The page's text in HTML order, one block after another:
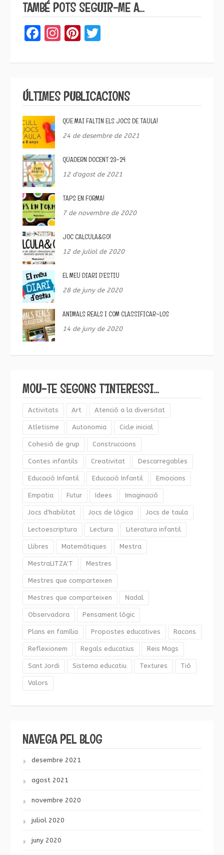
TAMBÉ POTS SEGUIR-ME A…
Facebook
Instagram
Pinterest
ÚLTIMES PUBLICACIONS
QUE MAI FALTIN ELS JOCS DE TAULA!
24 de desembre de 2021
QUADERN DOCENT 23-24
12 d'agost de 2021
TAPS EN FORMA!
7 de novembre de 2020
JOC CALCULA&GO!
12 de juliol de 2020
EL MEU DIARI D’ESTIU
28 de juny de 2020
ANIMALS REALS I COM CLASSIFICAR-LOS
14 de juny de 2020
MOU-TE SEGONS T’INTERESSI…
Activitats Art Atenció a la diversitat
Atletisme Autonomia Cicle inicial
Cohesió de grup Construccions
Contes infantils Creativitat Descarregables
Educació Infantil Educació Infantil Emocions
Empatia Futur Idees Imaginació
Jocs d'habilitat Jocs de lògica Jocs de taula
Lectoescriptura Lectura Literatura infantil
Llibres Matemàtiques Mestra
MestraLITZA'T Mestres
Mestres que comparteixen
Mestres que comparteixen Nadal
Observadora Pensament lògic
Plans en família Propostes educatives Racons
Reflexionem Regals educatius Reis Mags
Sant Jordi Sistema educatiu Textures Tió
Valors
NAVEGA PEL BLOG
desembre 2021
agost 2021
novembre 2020
juliol 2020
juny 2020